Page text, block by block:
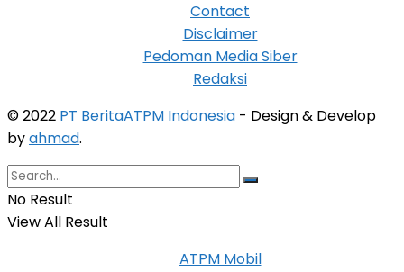
Contact
Disclaimer
Pedoman Media Siber
Redaksi
© 2022 PT BeritaATPM Indonesia - Design & Develop
byahmad.
No Result
View All Result
ATPM Mobil